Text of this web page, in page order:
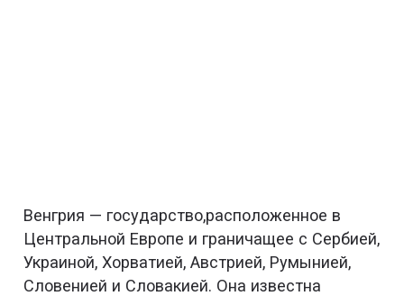
Венгрия — государство,расположенное в
Центральной Европе и граничащее с Сербией,
Украиной, Хорватией, Австрией, Румынией,
Словенией и Словакией. Она известна